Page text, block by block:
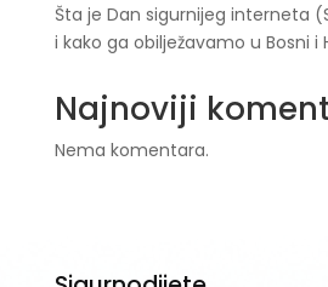
Šta je Dan sigurnijeg interneta
i kako ga obilježavamo u Bosni i
Najnoviji
Nema komentara.